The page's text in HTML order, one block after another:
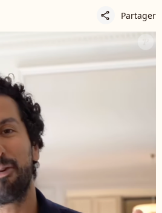
share Partager